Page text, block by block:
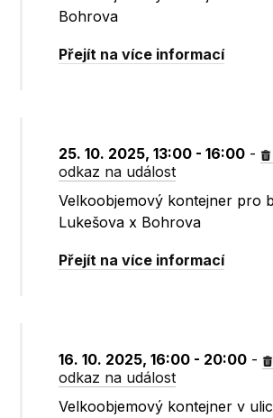
Bohrova
Přejít na více informací
25. 10. 2025, 13:00 - 16:00 -
odkaz na událost
Velkoobjemový kontejner pro
Lukešova x Bohrova
Přejít na více informací
16. 10. 2025, 16:00 - 20:00 -
odkaz na událost
Velkoobjemový kontejner v